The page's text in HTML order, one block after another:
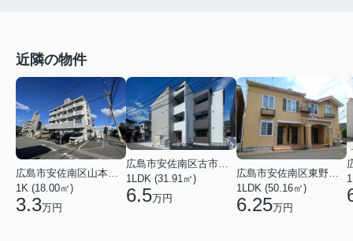
近隣の物件
1K (18.00㎡)
3.3万円
広島市安佐南区古市４丁目
1LDK (31.91㎡)
6.5万円
1LDK (50.16㎡)
6.25万円